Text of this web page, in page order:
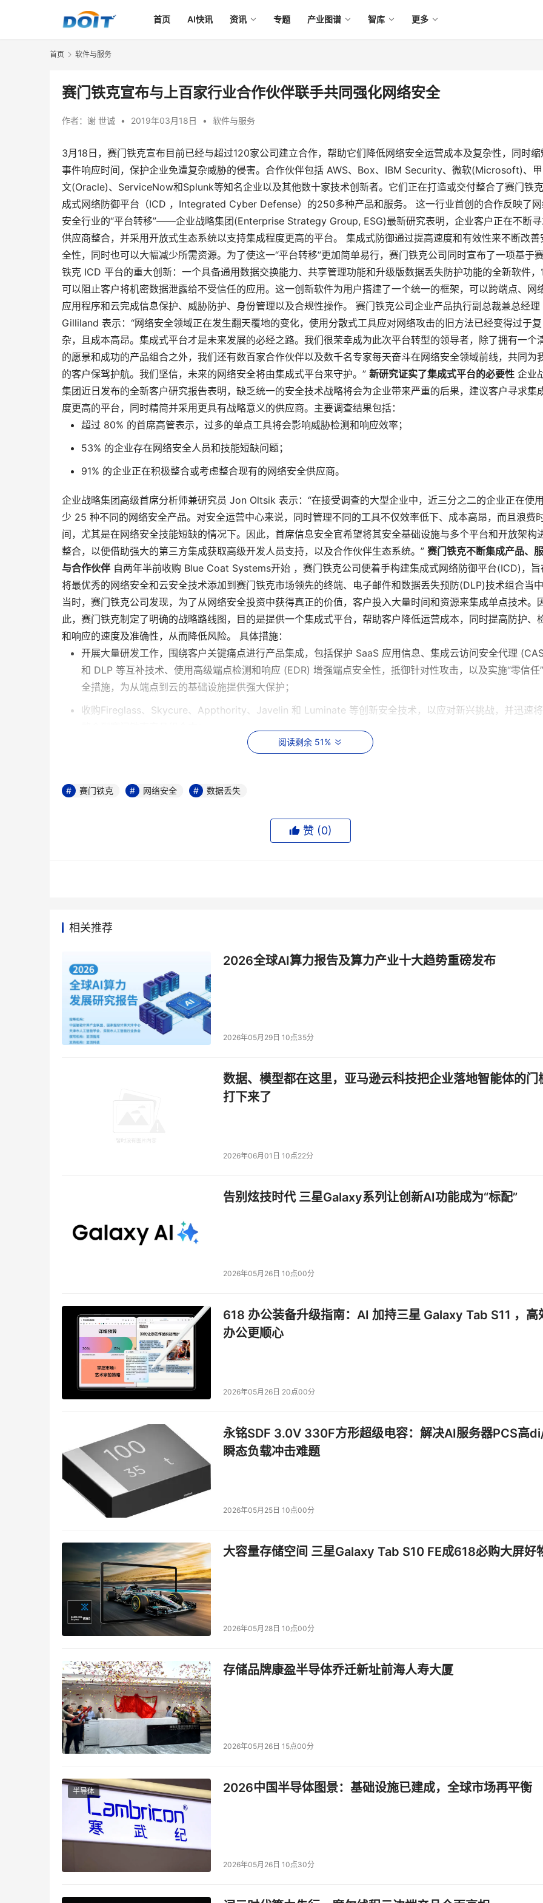
首页 AI快讯 资讯 专题 产业图谱 智库 更多
首页 软件与服务
赛门铁克宣布与上百家行业合作伙伴联手共同强化网络安全
作者： 谢 世诚 • 2019年03月18日 • 软件与服务
3月18日，赛门铁克宣布目前已经与超过120家公司建立合作，帮助它们降低网络安全运营成本及复杂性，同时缩
事件响应时间，保护企业免遭复杂威胁的侵害。合作伙伴包括 AWS、Box、IBM Security、微软(Microsoft)、
文(Oracle)、ServiceNow和Splunk等知名企业以及其他数十家技术创新者。它们正在打造或交付整合了赛门铁
成式网络防御平台（ICD ，Integrated Cyber Defense）的250多种产品和服务。 这一行业首创的合作反映了
安全行业的“平台转移”——企业战略集团(Enterprise Strategy Group, ESG)最新研究表明，企业客户正在不断
供应商整合，并采用开放式生态系统以支持集成程度更高的平台。 集成式防御通过提高速度和有效性来不断改善
全性，同时也可以大幅减少所需资源。为了使这一“平台转移”更加简单易行，赛门铁克公司同时宣布了一项基于
铁克 ICD 平台的重大创新：一个具备通用数据交换能力、共享管理功能和升级版数据丢失防护功能的全新软件，
可以阻止客户将机密数据泄露给不受信任的应用。这一创新软件为用户搭建了一个统一的框架，可以跨端点、网络
应用程序和云完成信息保护、威胁防护、身份管理以及合规性操作。 赛门铁克公司企业产品执行副总裁兼总经
Gilliland 表示：“网络安全领域正在发生翻天覆地的变化，使用分散式工具应对网络攻击的旧方法已经变得过于复
杂，且成本高昂。集成式平台才是未来发展的必经之路。我们很荣幸成为此次平台转型的领导者，除了拥有一个
的愿景和成功的产品组合之外，我们还有数百家合作伙伴以及数千名专家每天奋斗在网络安全领域前线，共同为
的客户保驾护航。我们坚信，未来的网络安全将由集成式平台来守护。” 新研究证实了集成式平台的必要性 企业
集团近日发布的全新客户研究报告表明，缺乏统一的安全技术战略将会为企业带来严重的后果，建议客户寻求集
度更高的平台，同时精简并采用更具有战略意义的供应商。主要调查结果包括：
超过 80% 的首席高管表示，过多的单点工具将会影响威胁检测和响应效率；
53% 的企业存在网络安全人员和技能短缺问题；
91% 的企业正在积极整合或考虑整合现有的网络安全供应商。
企业战略集团高级首席分析师兼研究员 Jon Oltsik 表示：“在接受调查的大型企业中，近三分之二的企业正在使
少 25 种不同的网络安全产品。对安全运营中心来说，同时管理不同的工具不仅效率低下、成本高昂，而且浪费
间，尤其是在网络安全技能短缺的情况下。因此，首席信息安全官希望将其安全基础设施与多个平台和开放架构
整合，以便借助强大的第三方集成获取高级开发人员支持，以及合作伙伴生态系统。” 赛门铁克不断集成产品、
与合作伙伴 自两年半前收购 Blue Coat Systems开始 ，赛门铁克公司便着手构建集成式网络防御平台(ICD)，旨
将最优秀的网络安全和云安全技术添加到赛门铁克市场领先的终端、电子邮件和数据丢失预防(DLP)技术组合当中
当时，赛门铁克公司发现，为了从网络安全投资中获得真正的价值，客户投入大量时间和资源来集成单点技术。
此，赛门铁克制定了明确的战略路线图，目的是提供一个集成式平台，帮助客户降低运营成本，同时提高防护、
和响应的速度及准确性，从而降低风险。 具体措施：
开展大量研发工作，围绕客户关键痛点进行产品集成，包括保护 SaaS 应用信息、集成云访问安全代理
和 DLP 等互补技术、使用高级端点检测和响应 (EDR) 增强端点安全性，抵御针对性攻击，以及实施“零信任
全措施，为从端点到云的基础设施提供强大保护；
收购Fireglass、Skycure、Appthority、Javelin 和 Luminate 等创新安全技术，以应对新兴挑战，并迅速
深化服务组合，为安全领导者提供全球威胁情报、高级威胁监控、网络就绪度及事件响应方面的专业知识；
商进行更深度的集成。
赛门铁克技术集成合作伙伴计划目前拥有120多个合作伙伴，它们正在打造或交
整合了赛门铁克ICD平台的250多种产品和服务，从而帮助企业客户降低安全运营成本和复杂性。此外，赛门铁克
础架构的整合性视角，包括端点、网页、网络和电子邮件安全解决方案拦截的网络威胁。” Box合作伙伴关系高级
是 Box Trust生态系统的创始成员之一。赛门铁克集成式网络防护平台的推出是一件令人振奋的大事，它将无缝集
我们的安全功能，帮助我们共同的客户降低数据丢失风险和并检测高级威胁。” IBM Security业务开发总监Rich
Telljohann表示：“当今，安全分析师面临着威胁日益复杂、安全工具分散及企业孤立的问题。为应对这种问题，
需要将网络安全功能统一迁移到集成平台，以降低复杂性和成本。我们使用赛门铁克 ICD Exchange 进行集成，从
而让 IBM 弹性事件响应平台可以针对赛门铁克ICD报警事件进行智能编排、自动化以及信息富化处理，使分析师
更从容地处理各类威胁。”
平台逐渐普及并创造价值赛门铁克最近的季度收益证明，越来越多的客户正在从单
在欧洲，一家家用电器制造商与赛门铁克达成一项价值高达八位数字的订单，并采用了大量的 ICD 平台产品
在亚太地区，一家大型证券与衍生品交易所除了部署赛门铁克端点安全解决方案之外，还采用了赛门铁克的云
在美国，一家全球财富 500 强能源企业客户（最初使用单一产品）与赛门铁克签署了一份价值高达七位数的
产品、多服务协议，以建立其内部安全运营中心。
员工在不断变化，因此应对这种环境的策略也随之变得非常复杂。环境可视性和解决方案集成是这种策略的关键部
我们的工作效率会变得更高。此外，如果安全厂商提前替我们完成整个堆栈的集成，结果就更完美了。”
和管理共享，并为客户提供全新“威胁感知型”数据保护功能：
ICD Manager：共享管理功能，能够为客户提供统一的威胁、策略和事件可视性，帮助他们将事件响应的时
从几天缩短到几分钟。
数据丢失防护5：全新数据丢失防护 (DLP) 软件，与赛门铁克市场领先的端点保护套件相集成，可帮助客户阻
不受信任的应用，避免机密数据泄露。该“威胁感知型”数据保护是赛门铁克 ICD 平台投资所取得的重大突破之
一。
阅读剩余 51%
本文来源于DOIT传媒，文章内容仅供参考，不构成投资建议。
赛门铁克 网络安全 数据丢失
赞 (0)
相关推荐
2026全球AI算力报告及算力产业十大趋势重磅发布
2026年05月29日 10点35分
数据、模型都在这里，亚马逊云科技把企业落地智能体的门
打下来了
2026年06月01日 10点22分
告别炫技时代 三星Galaxy系列让创新AI功能成为“标配”
2026年05月26日 10点00分
618 办公装备升级指南：AI 加持三星 Galaxy Tab S11 ，高
办公更顺心
2026年05月26日 20点00分
永铭SDF 3.0V 330F方形超级电容：解决AI服务器PCS高
瞬态负载冲击难题
2026年05月25日 10点00分
大容量存储空间 三星Galaxy Tab S10 FE成618必购大屏好
2026年05月28日 10点00分
存储品牌康盈半导体乔迁新址前海人寿大厦
2026年05月26日 15点00分
半导体 2026中国半导体图景：基础设施已建成，全球市场再平衡
2026年05月26日 10点30分